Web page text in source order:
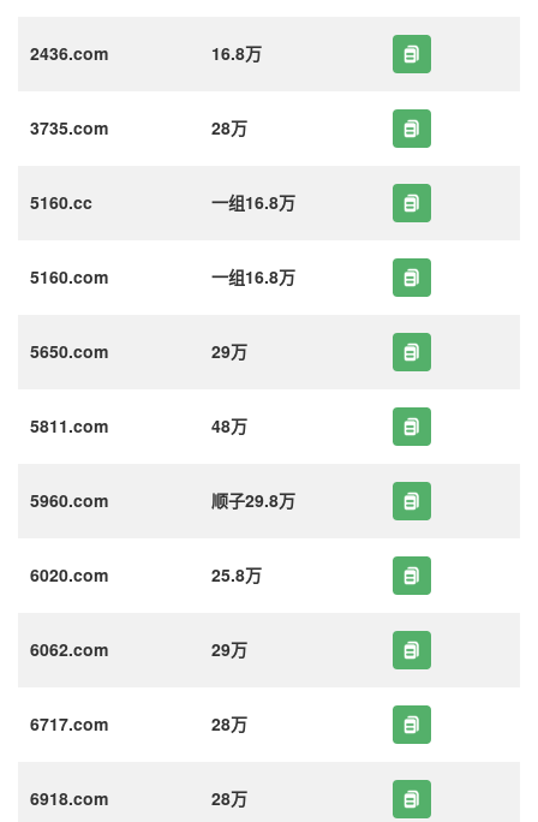
2436.com 16.8万
3735.com 28万
5160.cc 一组16.8万
5160.com 一组16.8万
5650.com 29万
5811.com 48万
5960.com 顺子29.8万
6020.com 25.8万
6062.com 29万
6717.com 28万
6918.com 28万